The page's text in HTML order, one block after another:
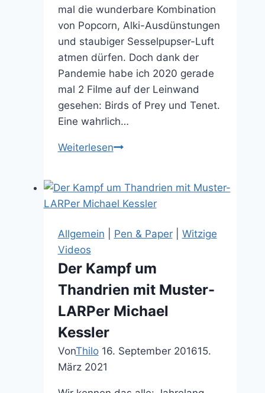
mal die wunderbare Kombination
von Popcorn, Alki-Ausdünstungen
und staubiger Sesselpupser-Luft
atmen dürfen. Doch dank der
Pandemie habe ich 2020 gerade
mal 2 Filme auf der Leinwand
gesehen: Birds of Prey und Tenet.
Eine wahrlich…
WeiterlesenKommende
2021
und
2020
Allgemein Pen & Paper| Witzige
Videos
Der Kampf um
Thandrien mit Muster-
LARPer Michael
Kessler
VonThilo 16. September 201615.
März 2021